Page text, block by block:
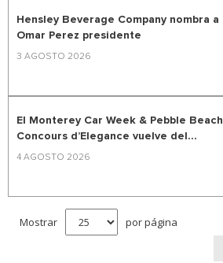
Hensley Beverage Company nombra a
Omar Perez presidente
3 AGOSTO 2026
El Monterey Car Week & Pebble Beach
Concours d’Elegance vuelve del...
4 AGOSTO 2026
Mostrar por página